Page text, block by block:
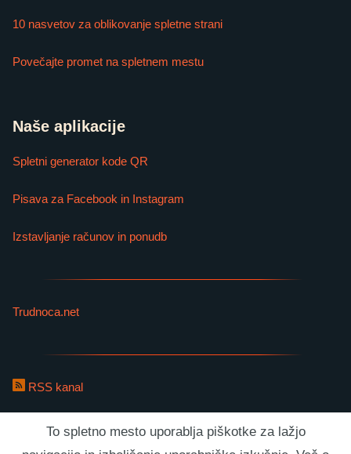
10 nasvetov za oblikovanje spletne strani
Povečajte promet na spletnem mestu
Naše aplikacije
Spletni generator kode QR
Pisava za Facebook in Instagram
Izstavljanje računov in ponudb
Trudnoca.net
RSS kanal
To spletno mesto uporablja piškotke za lažjo